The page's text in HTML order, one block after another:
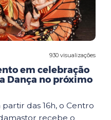
930 visualizações
em celebração
Dança no próximo
das 16h, o Centro
recebe o